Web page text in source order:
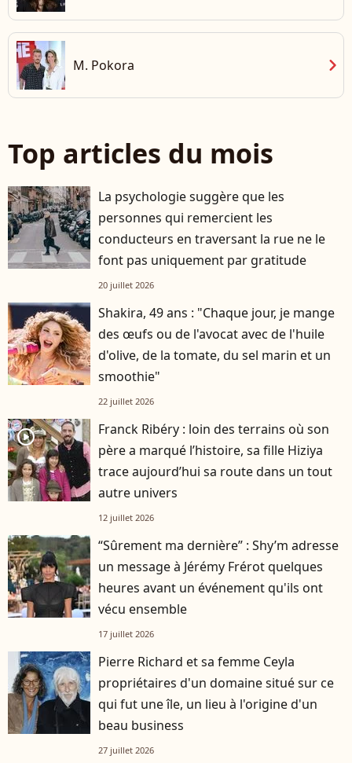
M. Pokora chevron_right
Top articles du mois
La psychologie suggère que les
personnes qui remercient les
conducteurs en traversant la rue ne le
font pas uniquement par gratitude
20 juillet 2026
Shakira, 49 ans : "Chaque jour, je mange
des œufs ou de l'avocat avec de l'huile
d'olive, de la tomate, du sel marin et un
smoothie"
22 juillet 2026
player2
Franck Ribéry : loin des terrains où son
père a marqué l’histoire, sa fille Hiziya
trace aujourd’hui sa route dans un tout
autre univers
12 juillet 2026
“Sûrement ma dernière” : Shy’m adresse
un message à Jérémy Frérot quelques
heures avant un événement qu'ils ont
vécu ensemble
17 juillet 2026
Pierre Richard et sa femme Ceyla
propriétaires d'un domaine situé sur ce
qui fut une île, un lieu à l'origine d'un
beau business
27 juillet 2026